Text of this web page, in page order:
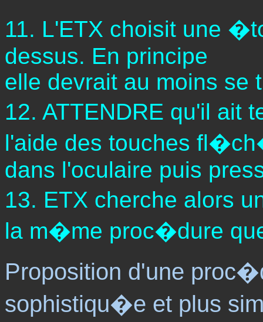
11. L'ETX choisit une
dessus. En principe
elle devrait au moins se
12. ATTENDRE qu'il
l'aide des touches
dans l'oculaire puis
13. ETX cherche alors
la m�me proc�dure
Proposition d'une
sophistiqu�e et plus